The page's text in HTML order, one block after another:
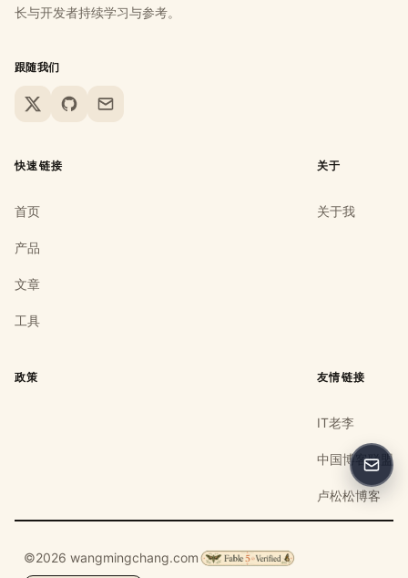
长与开发者持续学习与参考。
跟随我们
X GitHubEmail
快速链接
首页
产品
文章
工具
关于
关于我
政策 友情链接
IT老李
中国博客联盟
卢松松博客
©2026 wangmingchang.com
反馈